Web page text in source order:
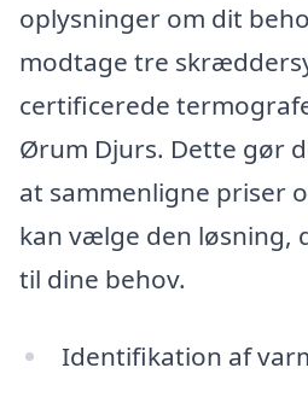
oplysninger om dit
modtage tre
certificerede
Ørum Djurs. Dette gør
at sammenligne priser
kan vælge den løsning,
til dine behov.
Identifikation af